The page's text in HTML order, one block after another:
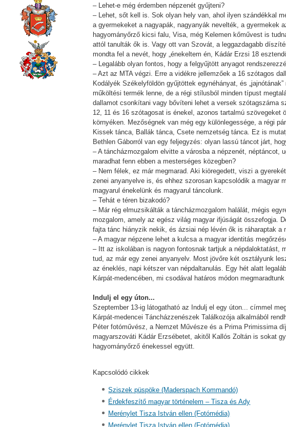
– Lehet-e még érdemben népzenét gyűjteni?
– Lehet, sőt kell is. Sok olyan hely van, ahol ilyen szándékkal
a gyermekeket a nagyapák, nagyanyák nevelték, a gyermekek
hagyományőrző kicsi falu, Visa, még Kelemen kőművest is
attól tanulták ők is. Vagy ott van Szovát, a leggazdagabb
mondta fel a nevét, hogy „énekeltem én, Kádár Erzsi 18
– Legalább olyan fontos, hogy a felgyűjtött anyagot
– Azt az MTA végzi. Erre a vidékre jellemzőek a 16 szótagos
Kodályék Székelyföldön gyűjtöttek egynéhányat, és
műköltési termék lenne, de a régi stílusból minden típust
dallamot csonkítani vagy bővíteni lehet a versek szótagszáma
12, 11 és 16 szótagosat is énekel, azonos tartalmú
környéken. Mezőségnek van még egy különlegessége, a régi
Kissek tánca, Ballák tánca, Csete nemzetség tánca. Ez is
Bethlen Gáborról van egy feljegyzés: olyan lassú táncot járt,
– A táncházmozgalom elvitte a városba a népzenét,
maradhat fenn ebben a mesterséges közegben?
– Nem félek, ez már megmarad. Aki kiöregedett, viszi a
zenei anyanyelve is, és ehhez szorosan kapcsolódik a magyar
magyarul énekelünk és magyarul táncolunk.
– Tehát e téren bizakodó?
– Már rég elmuzsikálták a táncházmozgalom halálát, mégis
mozgalom, amely az egész világ magyar ifjúságát összefogja.
fajta tánc hiányzik nekik, és ázsiai nép lévén ők is ráharaptak a
– A magyar népzene lehet a kulcsa a magyar identitás
– Itt az iskolában is nagyon fontosnak tartjuk a népdaloktatást,
tud, az már egy zenei anyanyelv. Most jövőre két osztályunk
az éneklés, napi kétszer van népdaltanulás. Egy hét alatt
Kárpát-medencében, mi csodával határos módon
Indulj el egy úton...
Szeptember 13-ig látogatható az Indulj el egy úton... címmel
Kárpát-medencei Táncházzenészek Találkozója alkalmából
Péter fotóművész, a Nemzet Művésze és a Prima Primissima
magyarszováti Kádár Erzsébetet, akitől Kallós Zoltán is sokat
hagyományőrző énekessel együtt.
Kapcsolódó cikkek
Sziszek püspöke (Maderspach Kommandó)
Érdekfeszítő magyar történelem – Tisza és Ady
Merénylet Tisza István ellen (Fotómédia)
Merénylet Tisza István ellen (Fotómédia)